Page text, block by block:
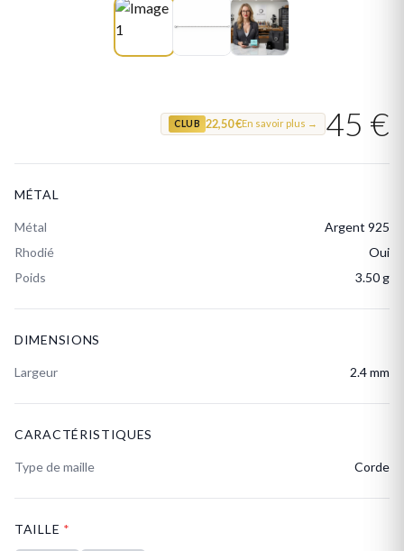
CLUB 22,50 €En savoir plus → 45 €
MÉTAL
Métal
Argent 925
Rhodié
Oui
Poids
3.50 g
DIMENSIONS
Largeur 2.4 mm
CARACTÉRISTIQUES
Type de maille Corde
TAILLE *